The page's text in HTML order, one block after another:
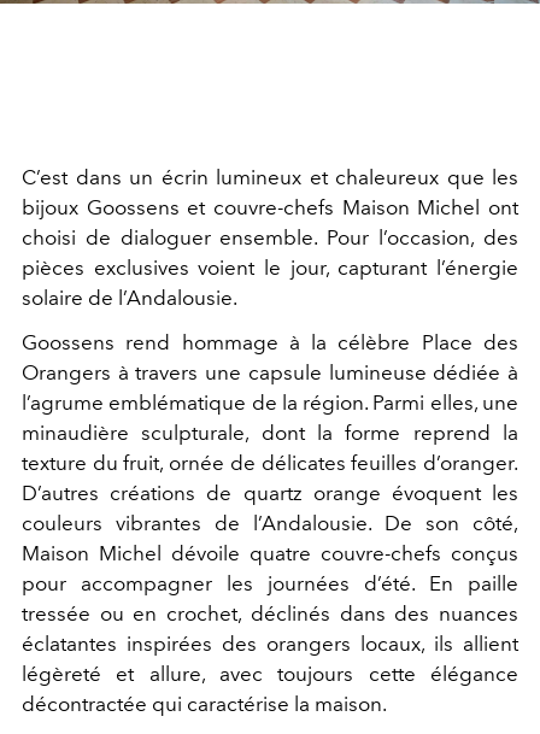
C’est dans un écrin lumineux et chaleureux que les
bijoux Goossens et couvre-chefs Maison Michel ont
choisi de dialoguer ensemble. Pour l’occasion, des
pièces exclusives voient le jour, capturant l’énergie
solaire de l’Andalousie.
Goossens rend hommage à la célèbre Place des
Orangers à travers une capsule lumineuse dédiée à
l’agrume emblématique de la région. Parmi elles, une
minaudière sculpturale, dont la forme reprend la
texture du fruit, ornée de délicates feuilles d’oranger.
D’autres créations de quartz orange évoquent les
couleurs vibrantes de l’Andalousie. De son côté,
Maison Michel dévoile quatre couvre-chefs conçus
pour accompagner les journées d’été. En paille
tressée ou en crochet, déclinés dans des nuances
éclatantes inspirées des orangers locaux, ils allient
légèreté et allure, avec toujours cette élégance
décontractée qui caractérise la maison.